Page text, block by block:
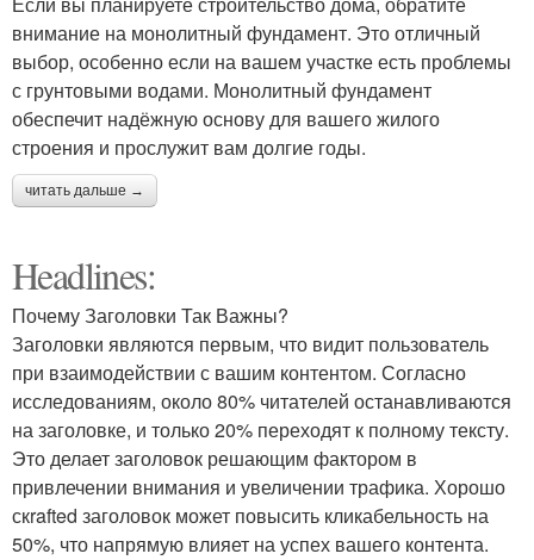
внимание на монолитный фундамент. Это отличный
выбор, особенно если на вашем участке есть проблемы
с грунтовыми водами. Монолитный фундамент
обеспечит надёжную основу для вашего жилого
строения и прослужит вам долгие годы.
читать дальше →
Headlines:
Почему Заголовки Так Важны?
Заголовки являются первым, что видит пользователь
при взаимодействии с вашим контентом. Согласно
исследованиям, около 80% читателей останавливаются
на заголовке, и только 20% переходят к полному тексту.
Это делает заголовок решающим фактором в
привлечении внимания и увеличении трафика. Хорошо
скrafted заголовок может повысить кликабельность на
50%, что напрямую влияет на успех вашего контента.